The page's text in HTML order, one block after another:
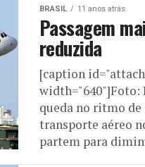
BRASIL 11 anos atrás
Passagem
reduzida
[caption
queda no ritmo
transporte aéreo
partem para